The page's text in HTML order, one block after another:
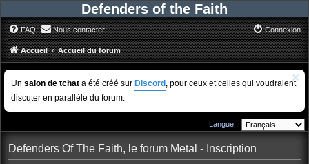
Defenders of the Faith
FAQ Nous contacter Connexion
Accueil Accueil du forum
Un salon de tchat a été créé sur Discord , pour ceux et celles qui voudraient
discuter en parallèle du forum.
Langue :
Defenders Of The Faith, le forum Metal - Inscription